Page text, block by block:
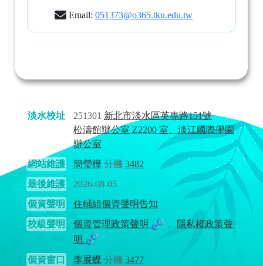
Email: 051373@o365.tku.edu.tw
淡水校址 251301 新北市淡水區英專路151號
松濤館辦公室 Z2200 室、淡江國際學園
辦公室
網站維護
簡瑩樺分機 3482
最後維護
2026-08-05
個資聲明
住輔組個資聲明告知
校級聲明
個資管理政策聲明 、
隱私權政策聲
明
個資窗口 李展蝶 分機 3477